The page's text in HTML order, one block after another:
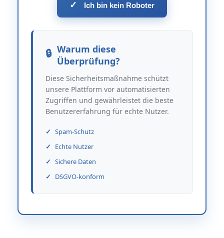
✓ Ich bin kein Roboter
Warum diese
Überprüfung?
Diese Sicherheitsmaßnahme schützt
unsere Plattform vor automatisierten
Zugriffen und gewährleistet die beste
Benutzererfahrung für echte Nutzer.
Spam-Schutz
Echte Nutzer
Sichere Daten
DSGVO-konform